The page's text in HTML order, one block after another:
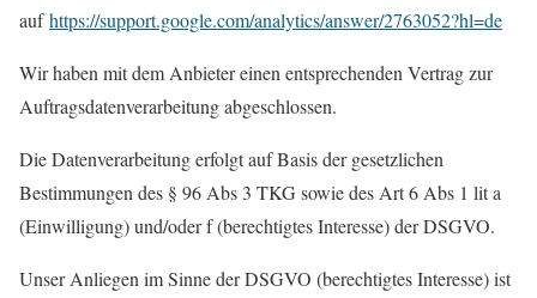
aufhttps://support.google.com/analytics/answer/2763052?hl=de
Wir haben mit dem Anbieter einen entsprechenden Vertrag zur
Auftragsdatenverarbeitung abgeschlossen.
Die Datenverarbeitung erfolgt auf Basis der gesetzlichen
Bestimmungen des § 96 Abs 3 TKG sowie des Art 6 Abs 1 lit a
(Einwilligung) und/oder f (berechtigtes Interesse) der DSGVO.
Unser Anliegen im Sinne der DSGVO (berechtigtes Interesse) ist